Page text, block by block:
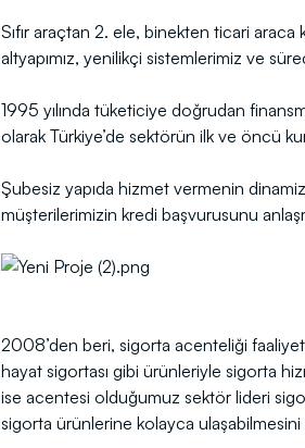
Sıfır araçtan 2. ele, binekten ticari
altyapımız, yenilikçi sistemlerimiz ve
1995 yılında tüketiciye doğrudan
olarak Türkiye’de sektörün ilk ve öncü
Şubesiz yapıda hizmet vermenin
müşterilerimizin kredi başvurusunu
2008’den beri, sigorta acenteliği faaliyet
hayat sigortası gibi ürünleriyle sigorta
ise acentesi olduğumuz sektör lideri
sigorta ürünlerine kolayca ulaşabilmesini